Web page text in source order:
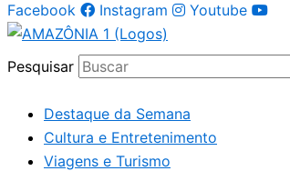
Facebook Instagram Youtube
Pesquisar
Destaque da Semana
Cultura e Entretenimento
Viagens e Turismo